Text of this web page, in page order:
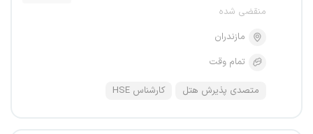
منقضی شده
مازندران
تمام وقت
متصدی پذیرش هتل کارشناس HSE